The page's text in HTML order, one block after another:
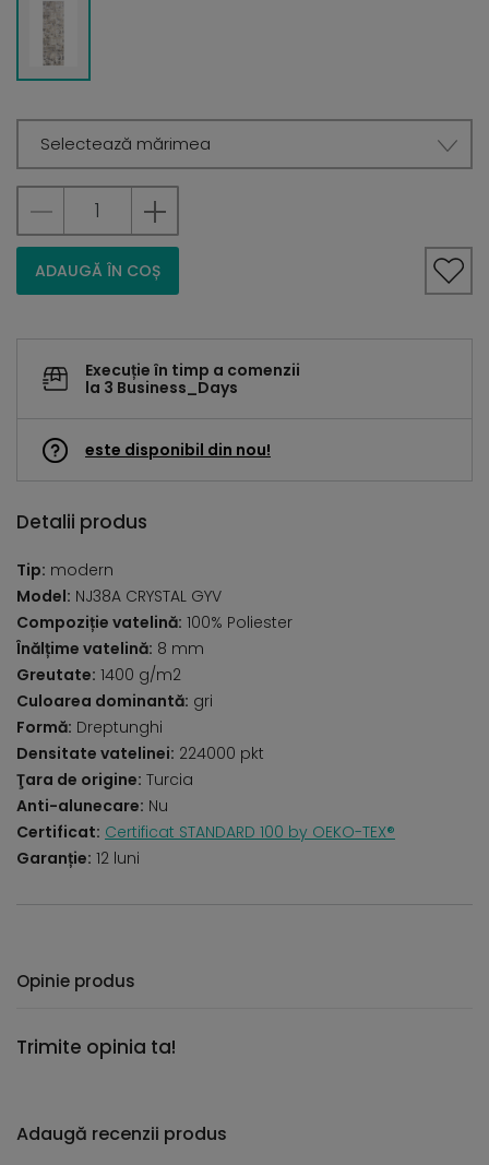
Selectează mărimea
ADAUGĂ ÎN COȘ
Execuție în timp a comenzii
la 3 Business_Days
este disponibil din nou!
Detalii produs
Tip: modern
Model: NJ38A CRYSTAL GYV
Compoziție vatelină: 100% Poliester
Înălțime vatelină: 8 mm
Greutate: 1400 g/m2
Culoarea dominantă: gri
Formă: Dreptunghi
Densitate vatelinei: 224000 pkt
Ţara de origine: Turcia
Anti-alunecare: Nu
Certificat: Certificat STANDARD 100 by OEKO-TEX®
Garanție: 12 luni
Opinie produs
Trimite opinia ta!
Adaugă recenzii produs